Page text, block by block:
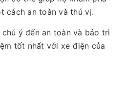
cách an toàn và thú vị.
ý đến an toàn và bảo trì
tốt nhất với xe điện của